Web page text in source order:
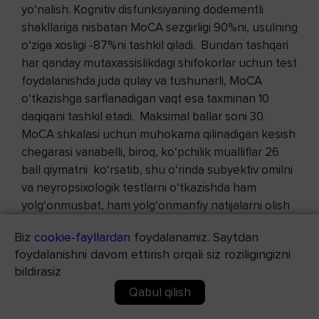
yo‘nalish. Kognitiv disfunksiyaning dodementli
shakllariga nisbatan MoCA sezgirligi 90%ni, usulning
o‘ziga xosligi -87%ni tashkil qiladi. Bundan tashqari
har qanday mutaxassislikdagi shifokorlar uchun test
foydalanishda juda qulay va tushunarli, MoCA
o‘tkazishga sarflanadigan vaqt esa taxminan 10
daqiqani tashkil etadi. Maksimal ballar soni 30.
MoCA shkalasi uchun muhokama qilinadigan kesish
chegarasi variabelli, biroq, ko‘pchilik mualliflar 26
ball qiymatni ko‘rsatib, shu o‘rinda subyektiv omilni
va neyropsixologik testlarni o‘tkazishda ham
yolg‘onmusbat, ham yolg‘onmanfiy natijalarni olish
MoSA ma’lumotlari bo‘yicha Mildronat bilan
terapiyadan oldin o‘rtacha ko‘rsatkich 1-chi guruh
kogortasida 23 ± 3,72 ballni, 2-chi guruhda – 22 ±
3,9 ballni tashkil etgan, ya’ni yosh me’yoriga
Biz cookie-fayllardan foydalanamiz. Saytdan
foydalanishni davom ettirish orqali siz roziligingizni
bildirasiz
Qabul qilish